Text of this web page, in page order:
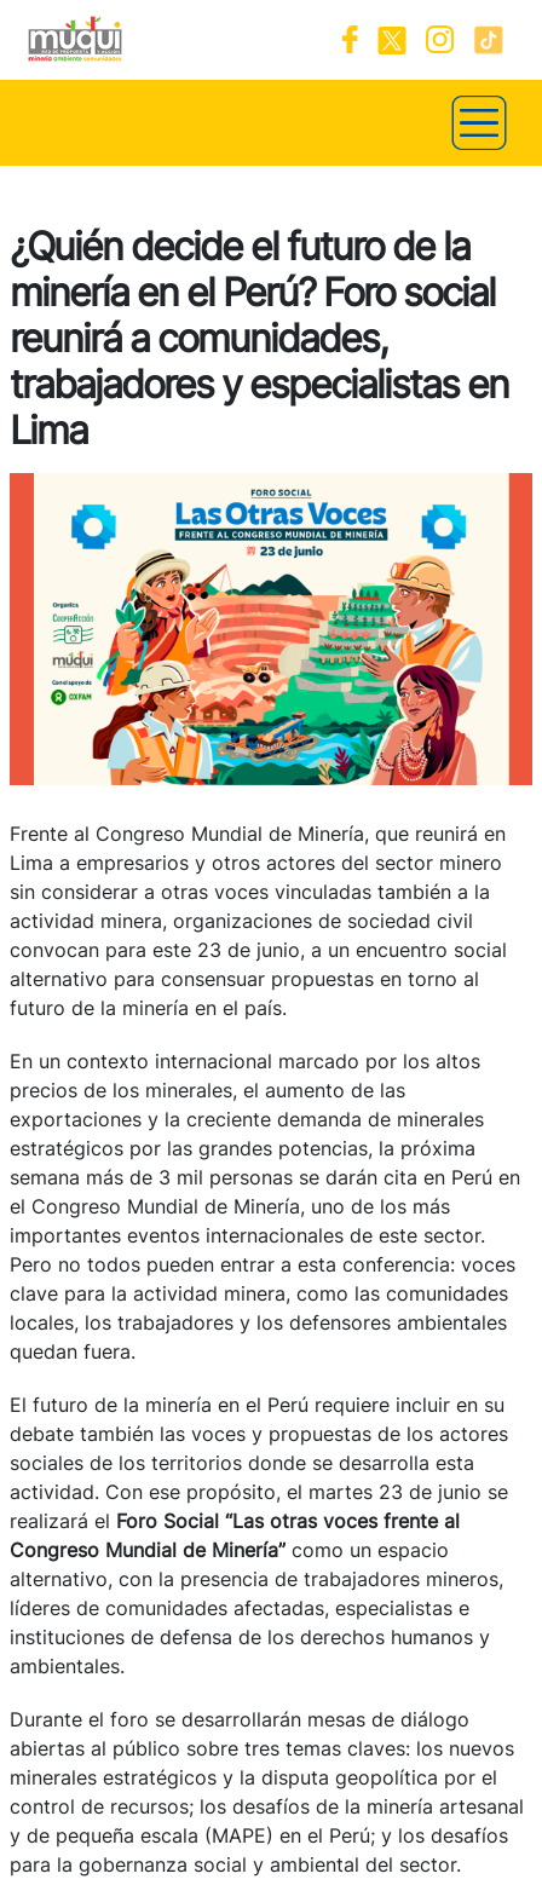
¿Quién decide el futuro de la
minería en el Perú? Foro social
reunirá a comunidades,
trabajadores y especialistas en
Lima
Frente al Congreso Mundial de Minería, que reunirá en
Lima a empresarios y otros actores del sector minero
sin considerar a otras voces vinculadas también a la
actividad minera, organizaciones de sociedad civil
convocan para este 23 de junio, a un encuentro social
alternativo para consensuar propuestas en torno al
futuro de la minería en el país.
En un contexto internacional marcado por los altos
precios de los minerales, el aumento de las
exportaciones y la creciente demanda de minerales
estratégicos por las grandes potencias, la próxima
semana más de 3 mil personas se darán cita en Perú en
el Congreso Mundial de Minería, uno de los más
importantes eventos internacionales de este sector.
Pero no todos pueden entrar a esta conferencia: voces
clave para la actividad minera, como las comunidades
locales, los trabajadores y los defensores ambientales
quedan fuera.
El futuro de la minería en el Perú requiere incluir en su
debate también las voces y propuestas de los actores
sociales de los territorios donde se desarrolla esta
actividad. Con ese propósito, el martes 23 de junio se
realizará el Foro Social “Las otras voces frente al
Congreso Mundial de Minería” como un espacio
alternativo, con la presencia de trabajadores mineros,
líderes de comunidades afectadas, especialistas e
instituciones de defensa de los derechos humanos y
ambientales.
Durante el foro se desarrollarán mesas de diálogo
abiertas al público sobre tres temas claves: los nuevos
minerales estratégicos y la disputa geopolítica por el
control de recursos; los desafíos de la minería artesanal
y de pequeña escala (MAPE) en el Perú; y los desafíos
para la gobernanza social y ambiental del sector.